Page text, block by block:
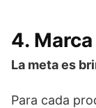
4. Marca
La meta es
Para cada